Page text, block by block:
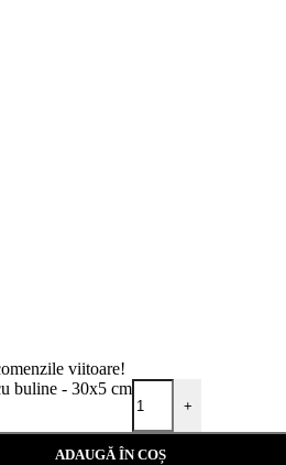
viitoare!
buline - 30x5 cm
+
ADAUGĂ ÎN COȘ